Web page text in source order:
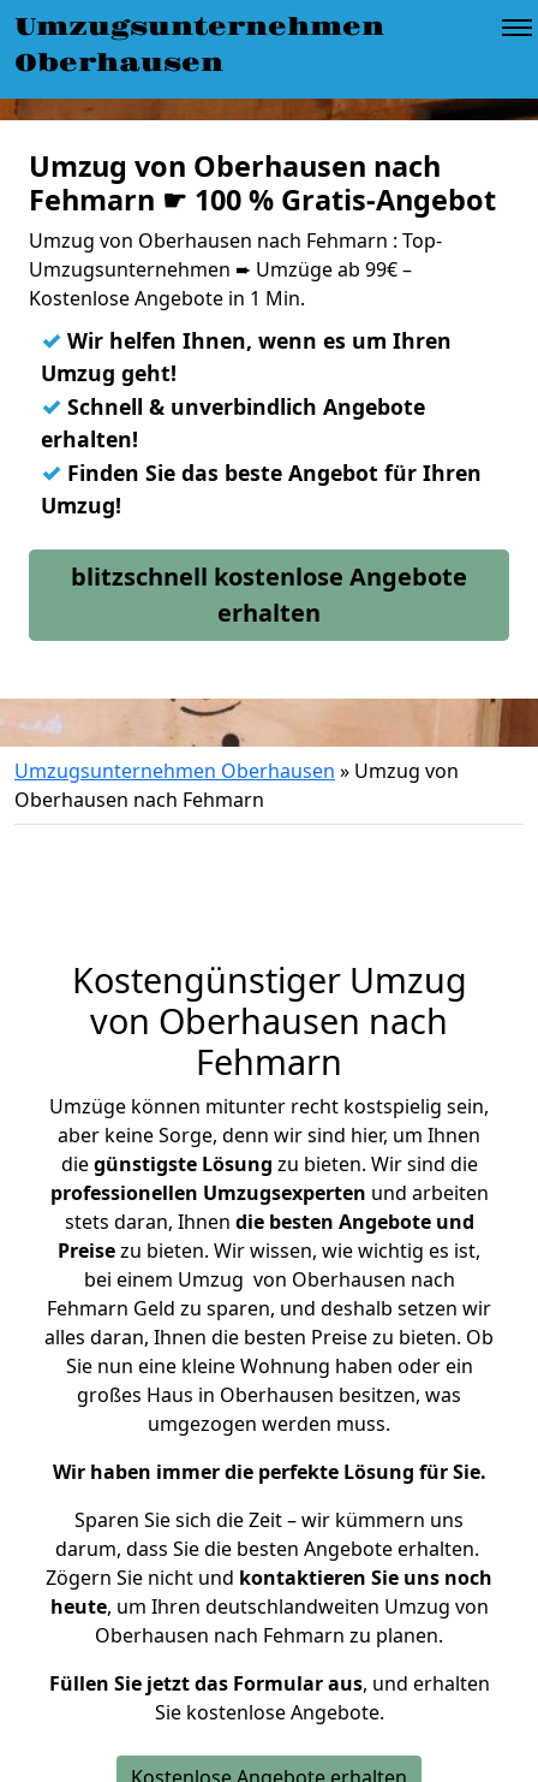
Umzugsunternehmen
Oberhausen
Umzug von Oberhausen nach
Fehmarn ☛ 100 % Gratis-Angebot
Umzug von Oberhausen nach Fehmarn : Top-
Umzugsunternehmen ➨ Umzüge ab 99€ –
Kostenlose Angebote in 1 Min.
✓ Wir helfen Ihnen, wenn es um Ihren
Umzug geht!
✓ Schnell & unverbindlich Angebote
erhalten!
✓ Finden Sie das beste Angebot für Ihren
Umzug!
blitzschnell kostenlose Angebote
erhalten
Umzugsunternehmen Oberhausen » Umzug von
Oberhausen nach Fehmarn
Kostengünstiger Umzug
von Oberhausen nach
Fehmarn
Umzüge können mitunter recht kostspielig sein,
aber keine Sorge, denn wir sind hier, um Ihnen
diegünstigste Lösung zu bieten. Wir sind die
professionellen Umzugsexperten und arbeiten
stets daran, Ihnen die besten Angebote und
Preisezu bieten. Wir wissen, wie wichtig es ist,
bei einem Umzug von Oberhausen nach
Fehmarn Geld zu sparen, und deshalb setzen wir
alles daran, Ihnen die besten Preise zu bieten. Ob
Sie nun eine kleine Wohnung haben oder ein
großes Haus in Oberhausen besitzen, was
umgezogen werden muss.
Wir haben immer die perfekte Lösung für Sie.
Sparen Sie sich die Zeit – wir kümmern uns
darum, dass Sie die besten Angebote erhalten.
Zögern Sie nicht und kontaktieren Sie uns noch
heute, um Ihren deutschlandweiten Umzug von
Oberhausen nach Fehmarn zu planen.
Füllen Sie jetzt das Formular aus, und erhalten
Sie kostenlose Angebote.